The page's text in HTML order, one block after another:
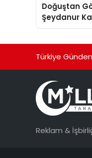
Doğuştan
Şeydanur
Başarı
Türkiye
Reklam &